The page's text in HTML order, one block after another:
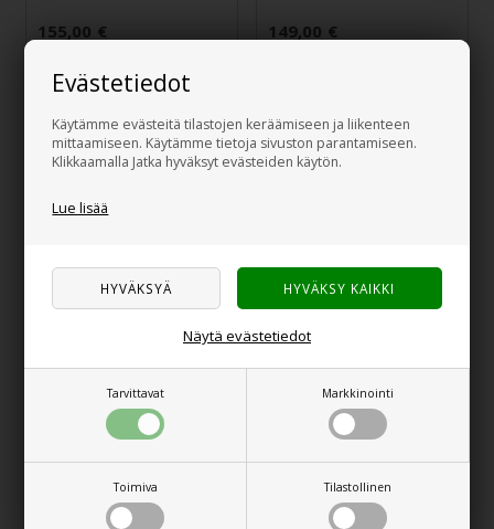
Evästetiedot
Käytämme evästeitä tilastojen keräämiseen ja liikenteen
mittaamiseen. Käytämme tietoja sivuston parantamiseen.
Klikkaamalla Jatka hyväksyt evästeiden käytön.
Lue lisää
Tarvittavat Markkinointi
Toimiva Tilastollinen
Näytä evästetiedot
155,00 € 149,00 €
REIMO Tour Easy 4,
60,00 €
MOVELITE 4,
48,00 €